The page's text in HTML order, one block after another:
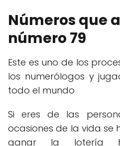
Números que
número 79
Este es uno de los
los numerólogos y
todo el mundo
Si eres de las
ocasiones de la vida
ganar la lotería